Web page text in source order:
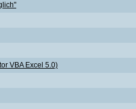
VBA Excel 5.0)